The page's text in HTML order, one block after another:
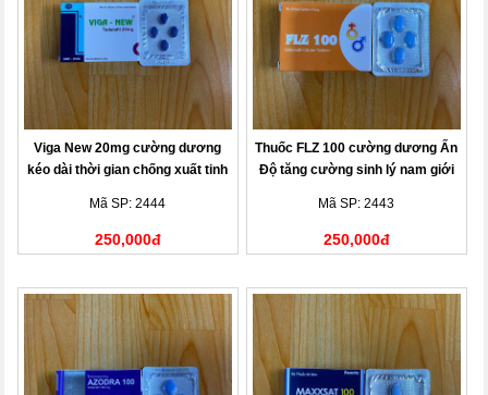
Viga New 20mg cường dương
kéo dài thời gian chống xuất tinh
Mã SP: 2444
250,000đ
Thuốc FLZ 100 cường dương Ấn
Độ tăng cường sinh lý nam giới
Mã SP: 2443
250,000đ